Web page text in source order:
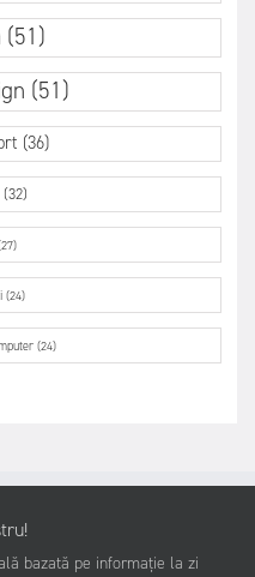
(51)
(51)
(36)
(24)
(24)
bazată pe informație la zi